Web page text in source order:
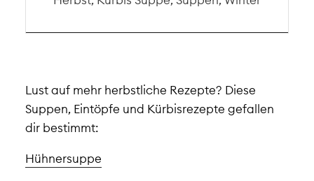
Lust auf mehr herbstliche Rezepte? Diese
Suppen, Eintöpfe und Kürbisrezepte gefallen
dir bestimmt:
Hühnersuppe